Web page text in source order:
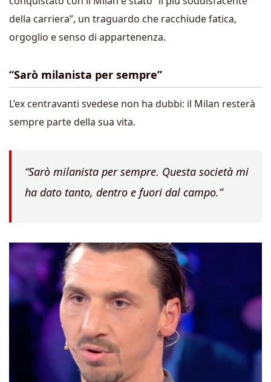
della carriera”, un traguardo che racchiude fatica,
orgoglio e senso di appartenenza.
“Sarò milanista per sempre”
L’ex centravanti svedese non ha dubbi: il Milan resterà
sempre parte della sua vita.
“Sarò milanista per sempre. Questa società mi
ha dato tanto, dentro e fuori dal campo.”